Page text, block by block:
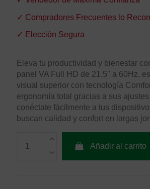
✓ Compradores Frecuentes lo
✓ Elección Segura
Eleva tu productividad y bienestar
panel VA Full HD de 21.5" a 60Hz,
visual superior con tecnología
ergonomía total gracias a sus
conéctate fácilmente a tus
buscan calidad y confort en largas
Añadir al carrito